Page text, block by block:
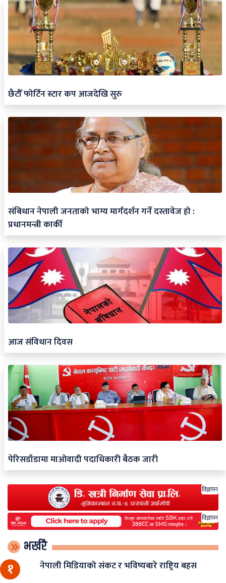
छैटौँ फोर्टिन स्टार कप आजदेखि सुरु
संबिधान नेपाली जनताको भाग्य मार्गदर्शन गर्ने दस्तावेज हो :
प्रधानमन्त्री कार्की
आज संविधान दिवस
पेरिसडाँडामा माओवादी पदाधिकारी बैठक जारी
विज्ञापन
विज्ञापन
भर्खरै
१ नेपाली मिडियाको संकट र भविष्यबारे राष्ट्रिय बहस